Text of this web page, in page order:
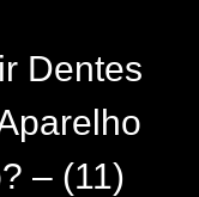
Dentes
– (11)